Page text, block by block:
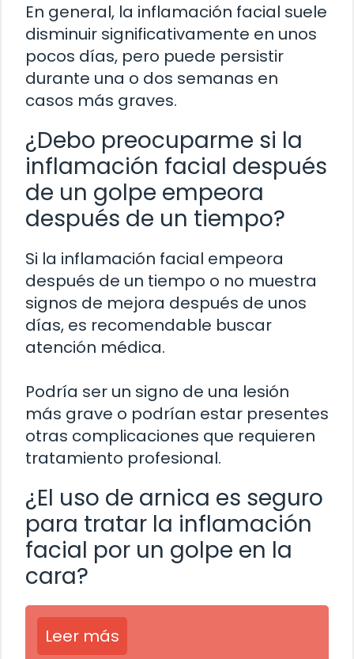
En general, la inflamación facial suele
disminuir significativamente en unos
pocos días, pero puede persistir
durante una o dos semanas en
casos más graves.
¿Debo preocuparme si la
inflamación facial después
de un golpe empeora
después de un tiempo?
Si la inflamación facial empeora
después de un tiempo o no muestra
signos de mejora después de unos
días, es recomendable buscar
atención médica.
Podría ser un signo de una lesión
más grave o podrían estar presentes
otras complicaciones que requieren
tratamiento profesional.
¿El uso de arnica es seguro
para tratar la inflamación
facial por un golpe en la
cara?
Leer más